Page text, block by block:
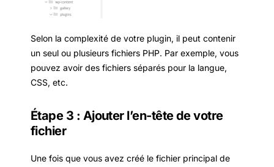
Selon la complexité de votre plugin, il peut contenir
un seul ou plusieurs fichiers PHP. Par exemple, vous
pouvez avoir des fichiers séparés pour la langue,
CSS, etc.
Étape 3 : Ajouter l’en-tête de votre
fichier
Une fois que vous avez créé le fichier principal de